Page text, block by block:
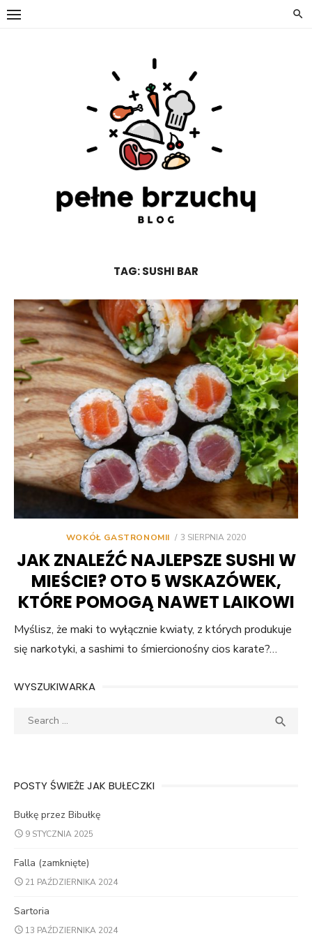
Skip
TAG:SUSHI BAR
WOKÓŁ GASTRONOMII
POSTED
3 SIERPNIA 2020
JAK ZNALEŹĆ NAJLEPSZE SUSHI W
MIEŚCIE? OTO 5 WSKAZÓWEK,
KTÓRE POMOGĄ NAWET LAIKOWI
Myślisz, że maki to wyłącznie kwiaty, z których produkuje
się narkotyki, a sashimi to śmiercionośny cios karate?…
WYSZUKIWARKA
Search

POSTY ŚWIEŻE JAK BUŁECZKI
Bułkę przez Bibułkę
9 STYCZNIA 2025
Falla (zamknięte)
21 PAŹDZIERNIKA 2024
Sartoria
13 PAŹDZIERNIKA 2024